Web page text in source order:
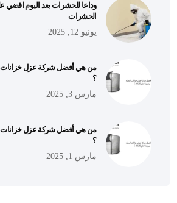
وداعا للحشرات بعد اليوم اقضي
الحشرات
يونيو 12, 2025
؟
مارس 3, 2025
؟
مارس 1, 2025